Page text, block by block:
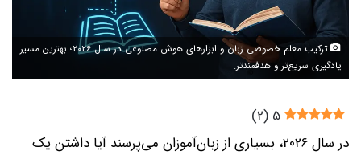
ترکیب معلم خصوصی زبان و ابزارهای هوش مصنوعی در سال 2026؛ بهترین مسیر
یادگیری سریع‌تر و هدفمندتر.
5
(
2
)
در سال 2026، بسیاری از زبان‌آموزان می‌پرسند آیا داشتن یک